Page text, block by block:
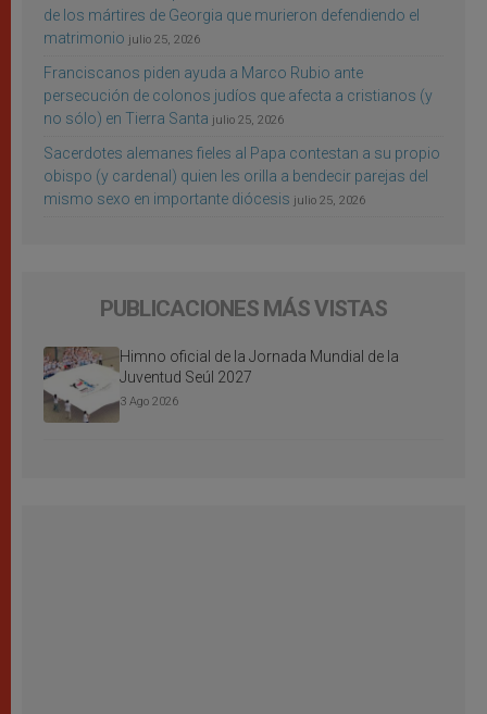
de los mártires de Georgia que murieron defendiendo el
matrimonio julio 25, 2026
Franciscanos piden ayuda a Marco Rubio ante
persecución de colonos judíos que afecta a cristianos (y
no sólo) en Tierra Santa julio 25, 2026
Sacerdotes alemanes fieles al Papa contestan a su propio
obispo (y cardenal) quien les orilla a bendecir parejas del
mismo sexo en importante diócesis julio 25, 2026
PUBLICACIONES MÁS VISTAS
Himno oficial de la Jornada Mundial de la
Juventud Seúl 2027
3 Ago 2026